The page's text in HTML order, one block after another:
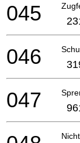
045
046
047